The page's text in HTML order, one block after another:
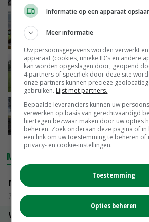
Opkoop piekbelasters
start
03-11-2020
Veel aanbod van
stikstofrechten
03-11-2020
MARKTPRIJZEN
Magere melkpoeder
Zuivel weekprijzen
Volle melkpoeder
Informatie op een apparaat
Meer informatie
Uw persoonsgegevens worden verwerkt
apparaat (cookies, unieke ID's en andere
kan worden opgeslagen door, geopend
4 partners of specifiek door deze site
onze partners kunnen precieze
gebruiken. Lijst met partners.
Bepaalde leveranciers kunnen uw
verwerken op basis van gerechtvaardigd
hiertegen bezwaar maken door uw opties
beheren. Zoek onderaan deze pagina of
een link om uw toestemming te beheren of
privacy- en cookie-instellingen.
Toestemming
Opties beheren